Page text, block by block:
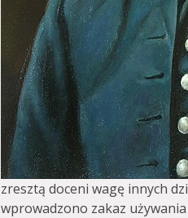
zresztą doceni wagę innych
wprowadzono zakaz